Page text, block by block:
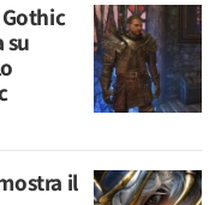
su
il